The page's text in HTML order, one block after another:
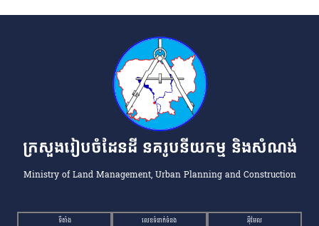
ក្រសួងរៀបចំដែនដី នគរូបនីយកម្ម និងសំណង់
Ministry of Land Management, Urban Planning and Construction
ទីតាំង លេខទំនាក់ទំនង អ៉ីមែល